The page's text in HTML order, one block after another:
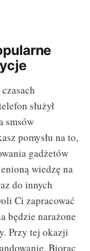
służył
smsów
pomysłu na to,
gadżetów
wiedzę na
do innych
Ci zapracować
będzie narażone
Przy tej okazji
Biorąc